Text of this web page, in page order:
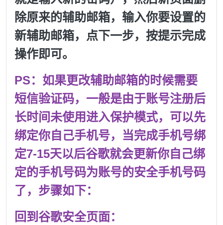
除原来的辅助邮箱，输入你要设置的
新辅助邮箱，点下一步，按提示完成
操作即可。
PS：如果更改辅助邮箱的时候需要
短信验证码，一般是由于账号注册后
长时间未使用进入保护模式，可以先
绑定你自己手机号，当完成手机号绑
定7-15天以后谷歌就会更新你自己绑
定的手机号码为账号的安全手机号码
了，步骤如下：
回到谷歌安全页面：